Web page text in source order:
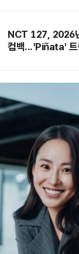
NCT 127, 2026
컴백...'Piñata' 트